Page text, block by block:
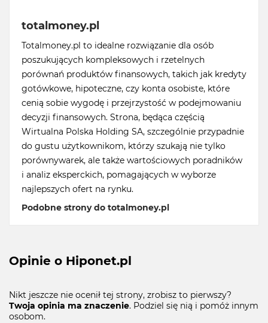
totalmoney.pl
Totalmoney.pl to idealne rozwiązanie dla osób
poszukujących kompleksowych i rzetelnych
porównań produktów finansowych, takich jak kredyty
gotówkowe, hipoteczne, czy konta osobiste, które
cenią sobie wygodę i przejrzystość w podejmowaniu
decyzji finansowych. Strona, będąca częścią
Wirtualna Polska Holding SA, szczególnie przypadnie
do gustu użytkownikom, którzy szukają nie tylko
porównywarek, ale także wartościowych poradników
i analiz eksperckich, pomagających w wyborze
najlepszych ofert na rynku.
Podobne strony do totalmoney.pl
Opinie o Hiponet.pl
Nikt jeszcze nie ocenił tej strony, zrobisz to pierwszy?
Twoja opinia ma znaczenie. Podziel się nią i pomóż innym
osobom.